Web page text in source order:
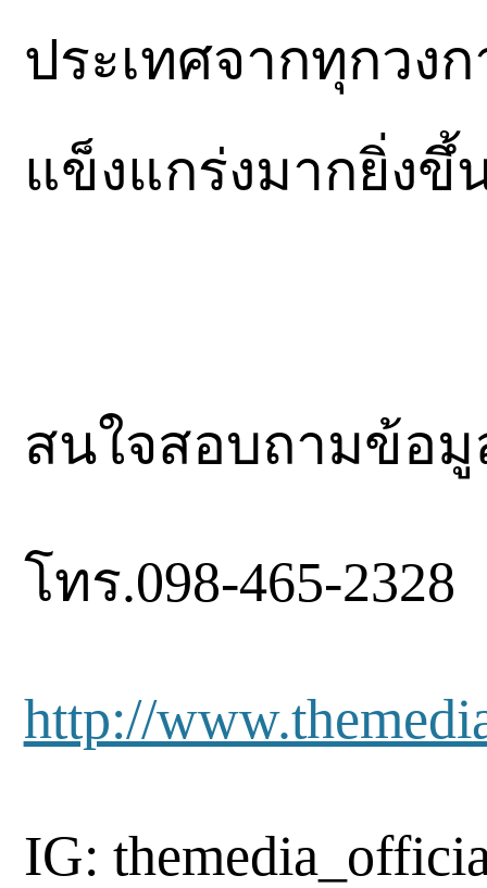
ประเทศจากทุกวง
แข็งแกร่งมากยิ่งขึ้
สนใจสอบถามข้อมู
โทร.098-465-2328
http://
IG: